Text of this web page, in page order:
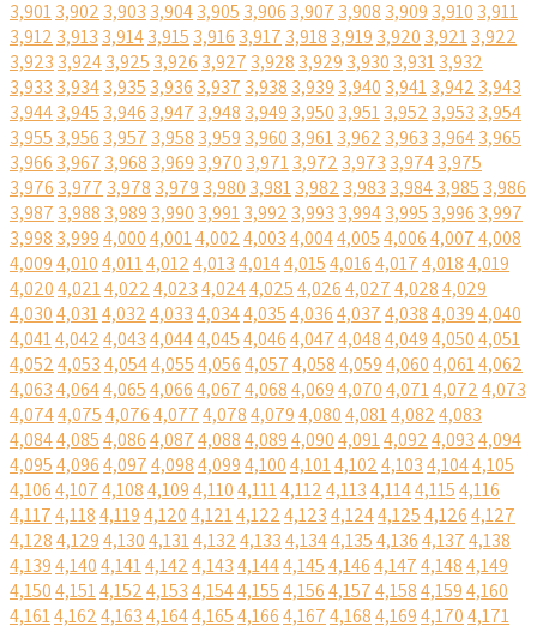
3,9013,902 3,903 3,9043,905 3,906 3,907 3,908 3,909 3,910 3,911
3,912 3,913 3,9143,915 3,916 3,917 3,918 3,919 3,920 3,9213,922
3,923 3,9243,925 3,926 3,927 3,928 3,929 3,930 3,9313,932
3,933 3,9343,935 3,936 3,937 3,938 3,939 3,940 3,9413,942 3,943
3,9443,945 3,946 3,947 3,948 3,949 3,950 3,9513,952 3,953 3,954
3,955 3,956 3,957 3,958 3,959 3,960 3,9613,962 3,963 3,9643,965
3,966 3,967 3,968 3,969 3,970 3,9713,972 3,973 3,9743,975
3,976 3,977 3,978 3,979 3,980 3,9813,982 3,983 3,9843,985 3,986
3,987 3,988 3,989 3,990 3,9913,992 3,993 3,9943,995 3,996 3,997
3,998 3,9994,0004,0014,0024,0034,0044,0054,0064,0074,008
4,0094,0104,0114,0124,0134,0144,0154,0164,0174,0184,019
4,0204,0214,0224,0234,0244,0254,0264,0274,0284,029
4,0304,0314,0324,0334,0344,0354,0364,0374,0384,0394,040
4,0414,0424,0434,0444,0454,0464,0474,0484,0494,0504,051
4,0524,0534,0544,0554,0564,0574,0584,0594,0604,0614,062
4,0634,0644,0654,0664,0674,0684,0694,0704,0714,0724,073
4,0744,0754,0764,0774,0784,0794,0804,0814,0824,083
4,0844,0854,0864,0874,0884,0894,0904,0914,0924,0934,094
4,0954,0964,0974,0984,0994,1004,1014,1024,1034,1044,105
4,1064,1074,1084,1094,1104,1114,1124,1134,1144,1154,116
4,1174,1184,1194,1204,1214,1224,1234,1244,1254,1264,127
4,1284,1294,1304,1314,1324,1334,1344,1354,1364,1374,138
4,1394,1404,1414,1424,1434,1444,1454,1464,1474,1484,149
4,1504,1514,1524,1534,1544,1554,1564,1574,1584,1594,160
4,1614,1624,1634,1644,1654,1664,1674,1684,1694,1704,171